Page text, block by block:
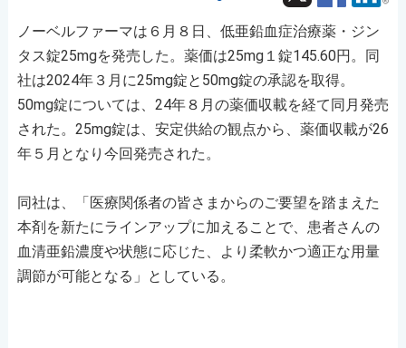
ノーベルファーマは６月８日、低亜鉛血症治療薬・ジン
タス錠25mgを発売した。薬価は25mg１錠145.60円。同
社は2024年３月に25mg錠と50mg錠の承認を取得。
50mg錠については、24年８月の薬価収載を経て同月発売
された。25mg錠は、安定供給の観点から、薬価収載が26
年５月となり今回発売された。
同社は、「医療関係者の皆さまからのご要望を踏まえた
本剤を新たにラインアップに加えることで、患者さんの
血清亜鉛濃度や状態に応じた、より柔軟かつ適正な用量
調節が可能となる」としている。